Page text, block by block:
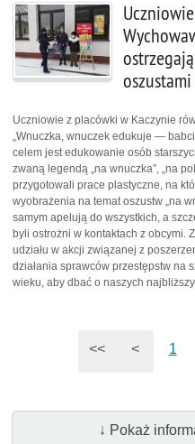
oszustami
Uczniowie z placówki w Kaczynie
„Wnuczka, wnuczek edukuje —
celem jest edukowanie osób
zwaną legendą „na wnuczka”, „na
przygotowali prace plastyczne, na
wyobrażenia na temat oszustw „na
samym apelują do wszystkich, a
byli ostrożni w kontaktach z obcymi.
udziału w akcji związanej z
działania sprawców przestępstw na
wieku, aby dbać o naszych
<< < 1
↓ Pokaż